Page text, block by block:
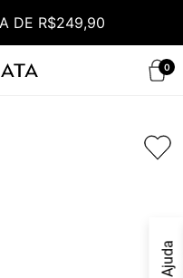
DE R$249,90
0
Ajuda